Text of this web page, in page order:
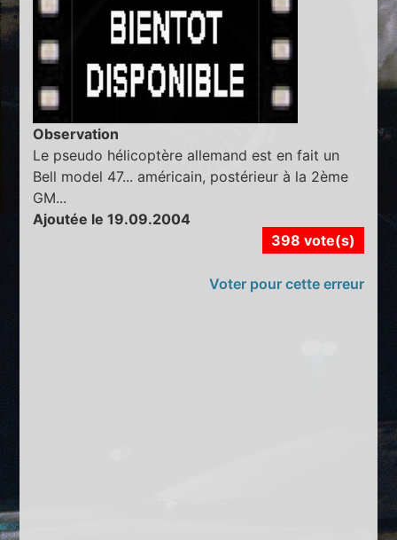
Observation
Le pseudo hélicoptère allemand est en fait un
Bell model 47... américain, postérieur à la 2ème
GM...
Ajoutée le 19.09.2004
398 vote(s)
Voter pour cette erreur